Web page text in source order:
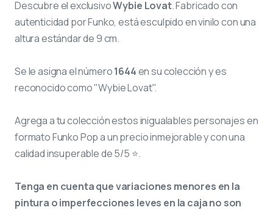
Descubre el exclusivoWybie Lovat. Fabricado con
autenticidad por Funko, está esculpido en vinilo con una
altura estándar de 9 cm.
Se le asigna el número1644en su colección y es
reconocido como "Wybie Lovat".
Agrega a tu colección estos inigualables personajes en
formato Funko Pop a un precio inmejorable y con una
calidad insuperable de 5/5 ⭐.
Tenga en cuenta que variaciones menores en la
pintura o imperfecciones leves en la caja no son